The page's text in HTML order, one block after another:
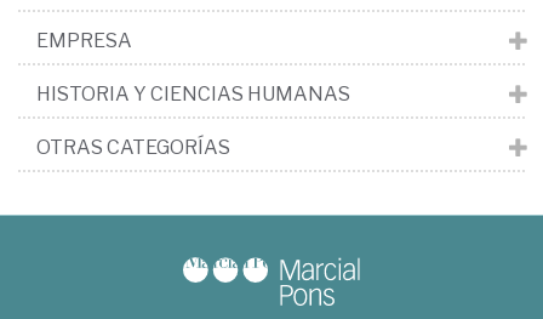
EMPRESA
HISTORIA Y CIENCIAS HUMANAS
OTRAS CATEGORÍAS